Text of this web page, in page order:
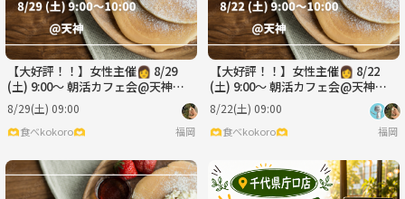
【大好評！！】女性主催👩 8/29
(土) 9:00〜 朝活カフェ会@天神☕️
🍰
8/29(土) 09:00
🫶食べkokoro🫶 福岡
【大好評！！】女性主催👩 8/22
(土) 9:00〜 朝活カフェ会@天神☕️
🍰
8/22(土) 09:00
🫶食べkokoro🫶 福岡